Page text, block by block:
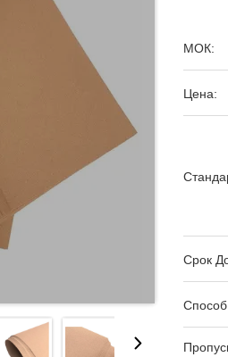
МОК:
Цена:
Срок